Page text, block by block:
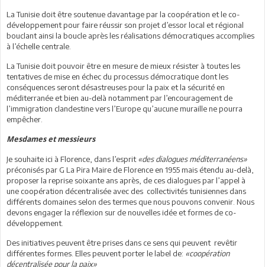
La Tunisie doit être soutenue davantage par la coopération et le co-
développement pour faire réussir son projet d’essor local et régional
bouclant ainsi la boucle après les réalisations démocratiques accomplies
à l’échelle centrale.
La Tunisie doit pouvoir être en mesure de mieux résister à toutes les
tentatives de mise en échec du processus démocratique dont les
conséquences seront désastreuses pour la paix et la sécurité en
méditerranée et bien au-delà notamment par l’encouragement de
l’immigration clandestine vers l’Europe qu’aucune muraille ne pourra
empêcher.
Mesdames et messieurs
Je souhaite ici à Florence, dans l’esprit«des dialogues méditerranéens»
préconisés par G La Pira Maire de Florence en 1955 mais étendu au-delà,
proposer la reprise soixante ans après, de ces dialogues par l’appel à
une coopération décentralisée avec des collectivités tunisiennes dans
différents domaines selon des termes que nous pouvons convenir. Nous
devons engager la réflexion sur de nouvelles idée et formes de co-
développement.
Des initiatives peuvent être prises dans ce sens qui peuvent revêtir
différentes formes. Elles peuvent porter le label de: «coopération
décentralisée pour la paix»